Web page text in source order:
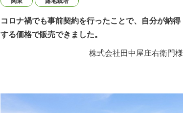
コロナ禍でも事前契約を行ったことで、自分が納得
する価格で販売できました。
株式会社田中屋庄右衛門様